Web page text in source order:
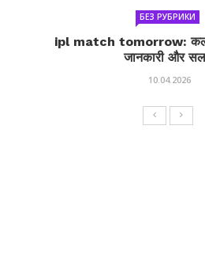
БЕЗ РУБРИКИ
ipl match tomorrow:
जानकारी और
10.04.2026